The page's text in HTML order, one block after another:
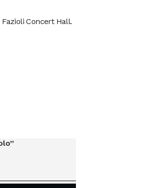
Concert Hall.